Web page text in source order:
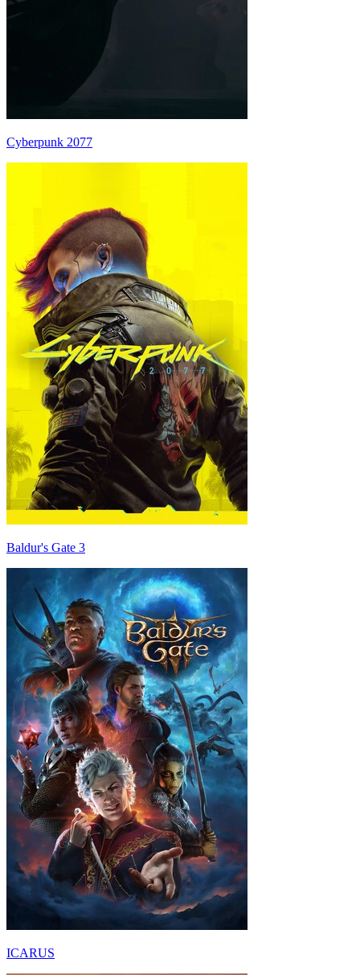
Cyberpunk 2077
Baldur's Gate 3
ICARUS